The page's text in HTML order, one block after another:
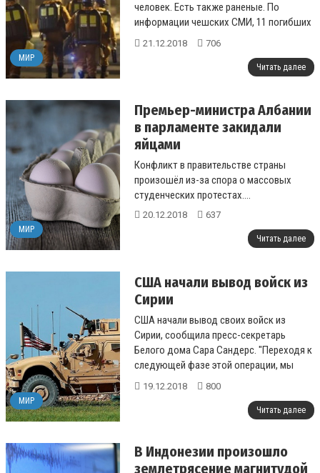
МИР
человек. Есть также раненые. По
информации чешских СМИ, 11 погибших
являются гражданами Польши....
21.12.2018 706
Читать далее
МИР
Премьер-министра Албании
в парламенте закидали
яйцами
Конфликт в правительстве страны
произошёл из-за спора о массовых
студенческих протестах....
20.12.2018 637
Читать далее
МИР
США начали вывод войск из
Сирии
США начали вывод своих войск из
Сирии, сообщила пресс-секретарь
Белого дома Сара Сандерс. "Переходя к
следующей фазе этой операции, мы
начали возвращать домой
19.12.2018 800
Читать далее
В Индонезии произошло
землетрясение магнитудой